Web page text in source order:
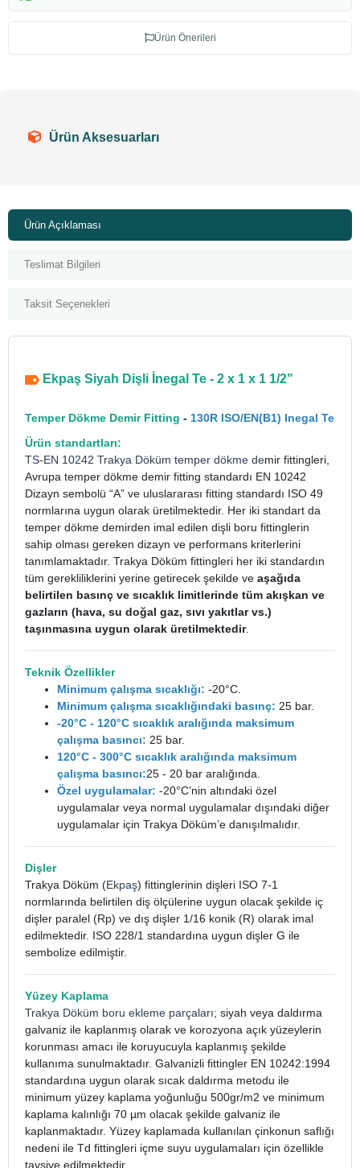
Ürün Önerileri
Ürün Aksesuarları
Ürün Açıklaması
Teslimat Bilgileri
Taksit Seçenekleri
Ekpaş Siyah Dişli İnegal Te - 2 x 1 x 1 1/2"
Temper Dökme Demir Fitting - 130R ISO/EN(B1) Inegal Te
Ürün standartları:
TS-EN 10242 Trakya Döküm temper dökme demir fittingleri,
Avrupa temper dökme demir fitting standardı EN 10242
Dizayn sembolü “A” ve uluslararası fitting standardı ISO 49
normlarına uygun olarak üretilmektedir. Her iki standart da
temper dökme demirden imal edilen dişli boru fittinglerin
sahip olması gereken dizayn ve performans kriterlerini
tanımlamaktadır. Trakya Döküm fittingleri her iki standardın
tüm gerekliliklerini yerine getirecek şekilde ve aşağıda
belirtilen basınç ve sıcaklık limitlerinde tüm akışkan ve
gazların (hava, su doğal gaz, sıvı yakıtlar vs.)
taşınmasına uygun olarak üretilmektedir.
Teknik Özellikler
Minimum çalışma sıcaklığı: -20°C.
Minimum çalışma sıcaklığındaki basınç: 25 bar.
-20°C - 120°C sıcaklık aralığında maksimum
çalışma basıncı: 25 bar.
120°C - 300°C sıcaklık aralığında maksimum
çalışma basıncı:25 - 20 bar aralığında.
Özel uygulamalar: -20°C’nin altındaki özel
uygulamalar veya normal uygulamalar dışındaki diğer
uygulamalar için Trakya Döküm’e danışılmalıdır.
Dişler
Trakya Döküm (Ekpaş) fittinglerinin dişleri ISO 7-1
normlarında belirtilen diş ölçülerine uygun olacak şekilde iç
dişler paralel (Rp) ve dış dişler 1/16 konik (R) olarak imal
edilmektedir. ISO 228/1 standardına uygun dişler G ile
sembolize edilmiştir.
Yüzey Kaplama
Trakya Döküm boru ekleme parçaları; siyah veya daldırma
galvaniz ile kaplanmış olarak ve korozyona açık yüzeylerin
korunması amacı ile koruyucuyla kaplanmış şekilde
kullanıma sunulmaktadır. Galvanizli fittingler EN 10242:1994
standardına uygun olarak sıcak daldırma metodu ile
minimum yüzey kaplama yoğunluğu 500gr/m2 ve minimum
kaplama kalınlığı 70 µm olacak şekilde galvaniz ile
kaplanmaktadır. Yüzey kaplamada kullanılan çinkonun saflığı
nedeni ile Td fittingleri içme suyu uygulamaları için özellikle
tavsiye edilmektedir.